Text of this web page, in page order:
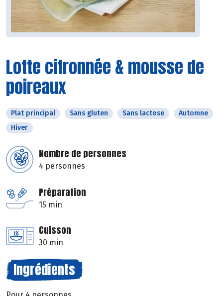
Lotte citronnée & mousse de
poireaux
Plat principal Sans gluten Sans lactose
Automne
Hiver
Nombre de personnes
4 personnes
Préparation
15 min
Cuisson
30 min
Ingrédients